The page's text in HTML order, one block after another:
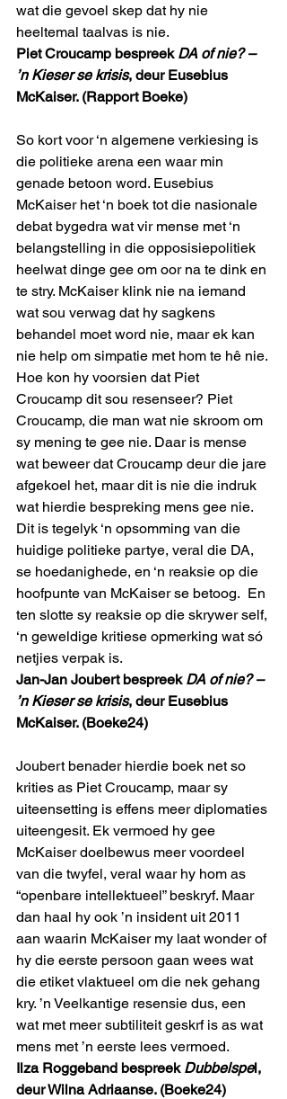
wat die gevoel skep dat hy nie
heeltemal taalvas is nie.
Piet Croucamp bespreek DA of nie? –
’n Kieser se krisis, deur Eusebius
McKaiser. (Rapport Boeke)
So kort voor ‘n algemene verkiesing is
die politieke arena een waar min
genade betoon word. Eusebius
McKaiser het ‘n boek tot die nasionale
debat bygedra wat vir mense met ‘n
belangstelling in die opposisiepolitiek
heelwat dinge gee om oor na te dink en
te stry. McKaiser klink nie na iemand
wat sou verwag dat hy sagkens
behandel moet word nie, maar ek kan
nie help om simpatie met hom te hê nie.
Hoe kon hy voorsien dat Piet
Croucamp dit sou resenseer? Piet
Croucamp, die man wat nie skroom om
sy mening te gee nie. Daar is mense
wat beweer dat Croucamp deur die jare
afgekoel het, maar dit is nie die indruk
wat hierdie bespreking mens gee nie.
Dit is tegelyk ‘n opsomming van die
huidige politieke partye, veral die DA,
se hoedanighede, en ‘n reaksie op die
hoofpunte van McKaiser se betoog.  En
ten slotte sy reaksie op die skrywer self,
‘n geweldige kritiese opmerking wat só
netjies verpak is.
Jan-Jan Joubert bespreek DA of nie? –
’n Kieser se krisis, deur Eusebius
McKaiser. (Boeke24)
Joubert benader hierdie boek net so
krities as Piet Croucamp, maar sy
uiteensetting is effens meer diplomaties
uiteengesit. Ek vermoed hy gee
McKaiser doelbewus meer voordeel
van die twyfel, veral waar hy hom as
“openbare intellektueel” beskryf. Maar
dan haal hy ook ’n insident uit 2011
aan waarin McKaiser my laat wonder of
hy die eerste persoon gaan wees wat
die etiket vlaktueel om die nek gehang
kry. ’n Veelkantige resensie dus, een
wat met meer subtiliteit geskrf is as wat
mens met ’n eerste lees vermoed.
Ilza Roggeband bespreek Dubbelspel,
deur Wilna Adriaanse. (Boeke24)